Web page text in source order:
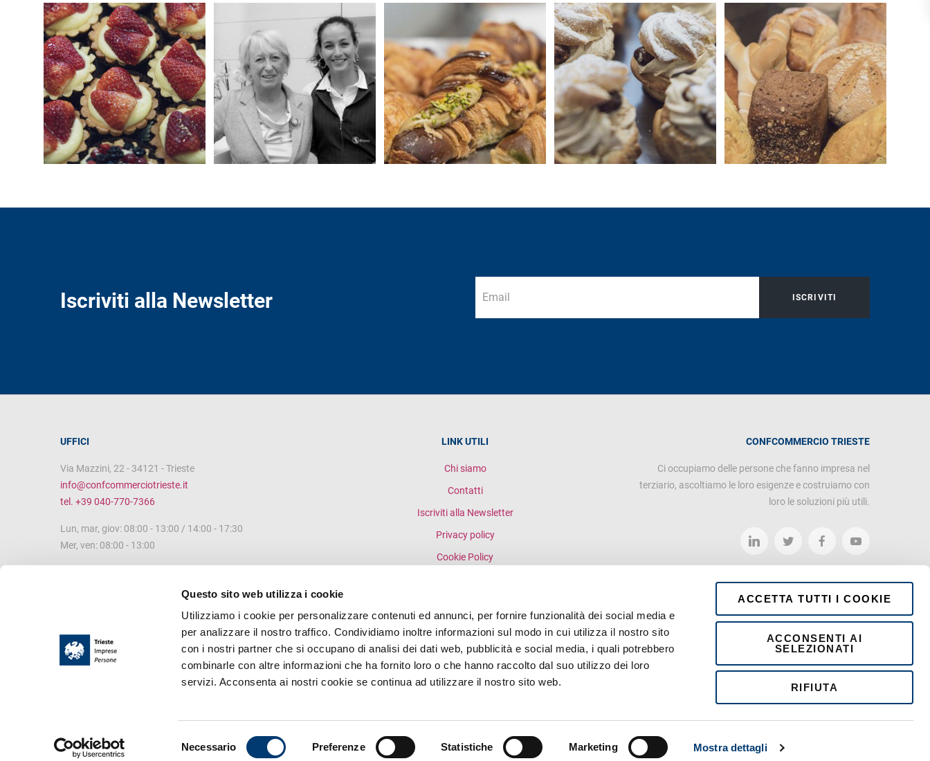
Questo sito web utilizza i cookie
Utilizziamo i cookie per personalizzare contenuti ed annunci, per fornire funzionalità dei social media e
per analizzare il nostro traffico. Condividiamo inoltre informazioni sul modo in cui utilizza il nostro sito
con i nostri partner che si occupano di analisi dei dati web, pubblicità e social media, i quali potrebbero
combinarle con altre informazioni che ha fornito loro o che hanno raccolto dal suo utilizzo dei loro
servizi. Acconsenta ai nostri cookie se continua ad utilizzare il nostro sito web.
Necessario Preferenze Statistiche Marketing Mostra dettagli
ACCETTA TUTTI I COOKIE
ACCONSENTI AI
SELEZIONATI
RIFIUTA
Iscriviti alla Newsletter ISCRIVITI
UFFICI
Via Mazzini, 22 - 34121 - Trieste
info@confcommerciotrieste.it
tel. +39 040-770-7366
Lun, mar, giov: 08:00 - 13:00 / 14:00 - 17:30
Mer, ven: 08:00 - 13:00
LINK UTILI
Chi siamo
Contatti
Iscriviti alla Newsletter
Privacy policy
Cookie Policy
GIULIA SRL
CONFCOMMERCIO TRIESTE
Ci occupiamo delle persone che fanno impresa nel
terziario, ascoltiamo le loro esigenze e costruiamo con
loro le soluzioni più utili.
Strategy & Web development: EXE Advisor